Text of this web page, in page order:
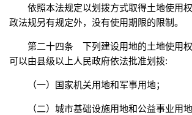
依照本法规定以划拨方式取得土地使用
政法规另有规定外，没有使用期限的限制。
第二十四条 下列建设用地的土地使用权
可以由县级以上人民政府依法批准划拨:
（一）国家机关用地和军事用地；
（二）城市基础设施用地和公益事业用地